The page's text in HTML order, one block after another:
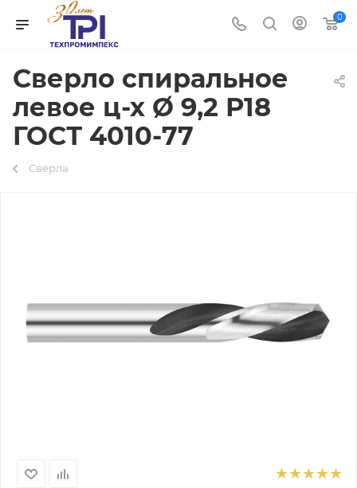
0
Сверло спиральное
левое ц-х Ø 9,2 Р18
ГОСТ 4010-77
Свёрла